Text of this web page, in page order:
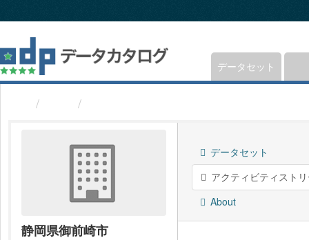
キ
プ
し
て
データセット
静岡県御前崎市
データセット
アクティビティスト
About